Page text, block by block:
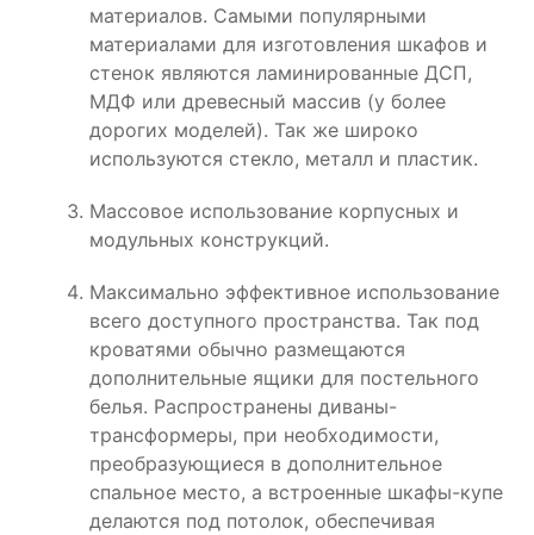
материалов. Самыми популярными
материалами для изготовления шкафов и
стенок являются ламинированные ДСП,
МДФ или древесный массив (у более
дорогих моделей). Так же широко
используются стекло, металл и пластик.
Массовое использование корпусных и
модульных конструкций.
Максимально эффективное использование
всего доступного пространства. Так под
кроватями обычно размещаются
дополнительные ящики для постельного
белья. Распространены диваны-
трансформеры, при необходимости,
преобразующиеся в дополнительное
спальное место, а встроенные шкафы-купе
делаются под потолок, обеспечивая